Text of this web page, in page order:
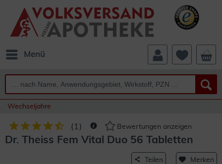
Menü
Wechseljahre
( 1 ) Bewertungen anzeigen
Dr. Theiss Fem Vital Duo 56 Tabletten
Teilen Merken